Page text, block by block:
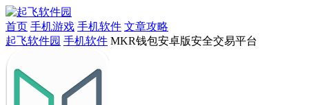
首页 手机游戏 手机软件 文章攻略
起飞软件园 手机软件 MKR钱包安卓版安全交易平台